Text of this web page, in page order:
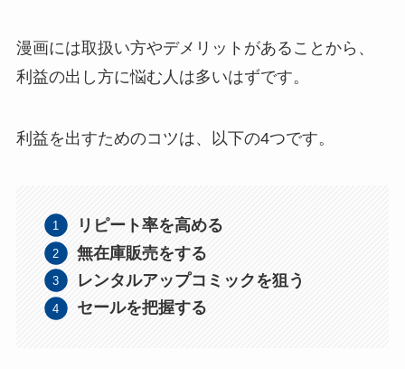
漫画には取扱い方やデメリットがあることから、
利益の出し方に悩む人は多いはずです。
利益を出すためのコツは、以下の4つです。
リピート率を高める
無在庫販売をする
レンタルアップコミックを狙う
セールを把握する